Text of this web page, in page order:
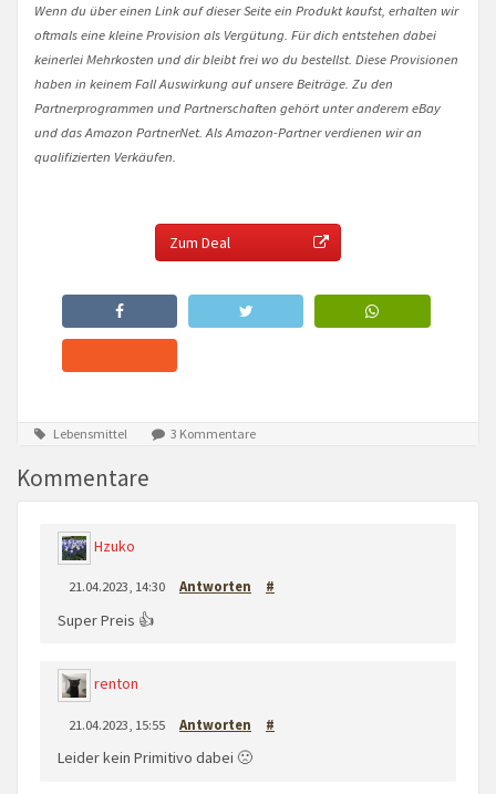
Wenn du über einen Link auf dieser Seite ein Produkt kaufst, erhalten wir
oftmals eine kleine Provision als Vergütung. Für dich entstehen dabei
keinerlei Mehrkosten und dir bleibt frei wo du bestellst. Diese Provisionen
haben in keinem Fall Auswirkung auf unsere Beiträge. Zu den
Partnerprogrammen und Partnerschaften gehört unter anderem eBay
und das Amazon PartnerNet. Als Amazon-Partner verdienen wir an
qualifizierten Verkäufen.
Zum Deal
Lebensmittel 3 Kommentare
Kommentare
Hzuko
21.04.2023, 14:30 Antworten #
Super Preis 👍
renton
21.04.2023, 15:55 Antworten #
Leider kein Primitivo dabei 🙁